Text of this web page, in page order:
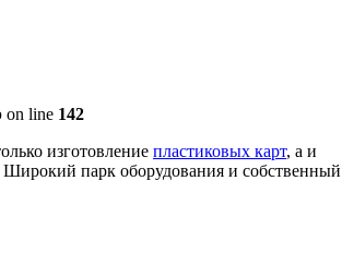
on line 142
изготовление пластиковых карт, а и
Широкий парк оборудования и собственный